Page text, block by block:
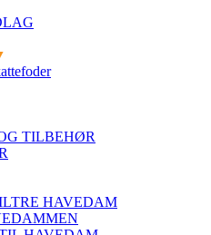
TILBEHØR
HAVEDAM